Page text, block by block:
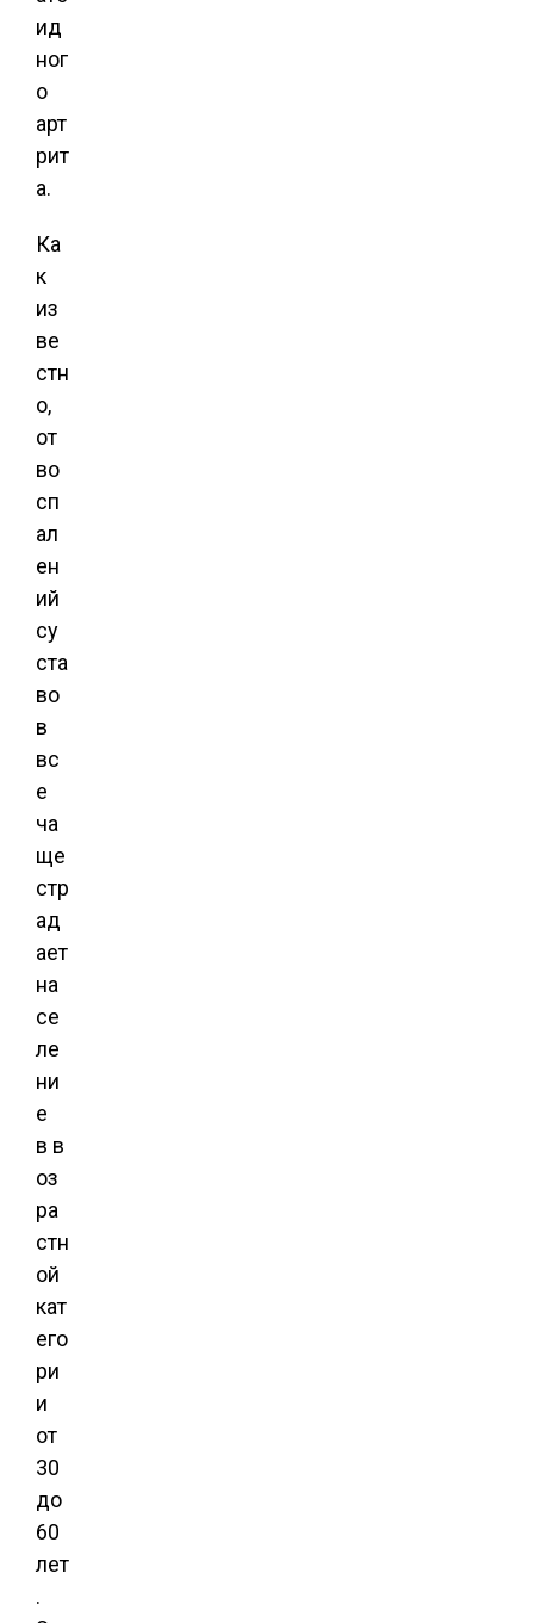
ид
ног
о
арт
рит
а.
Ка
к
из
ве
стн
о,
от
во
сп
ал
ен
ий
су
ста
во
в
вс
е
ча
ще
стр
ад
ает
на
се
ле
ни
е
в в
оз
ра
стн
ой
кат
его
ри
и
от
30
до
60
лет
.